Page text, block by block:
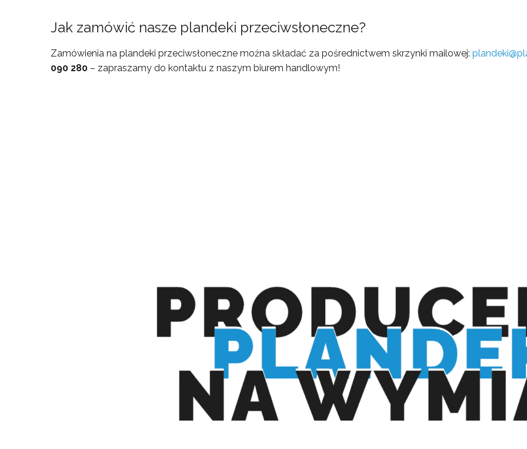
Jak zamówić nasze plandeki przeciwsłoneczne?
Zamówienia na plandeki przeciwsłoneczne można składać za pośrednictwem skrzynki mailowej:
090 280 – zapraszamy do kontaktu z naszym biurem handlowym!